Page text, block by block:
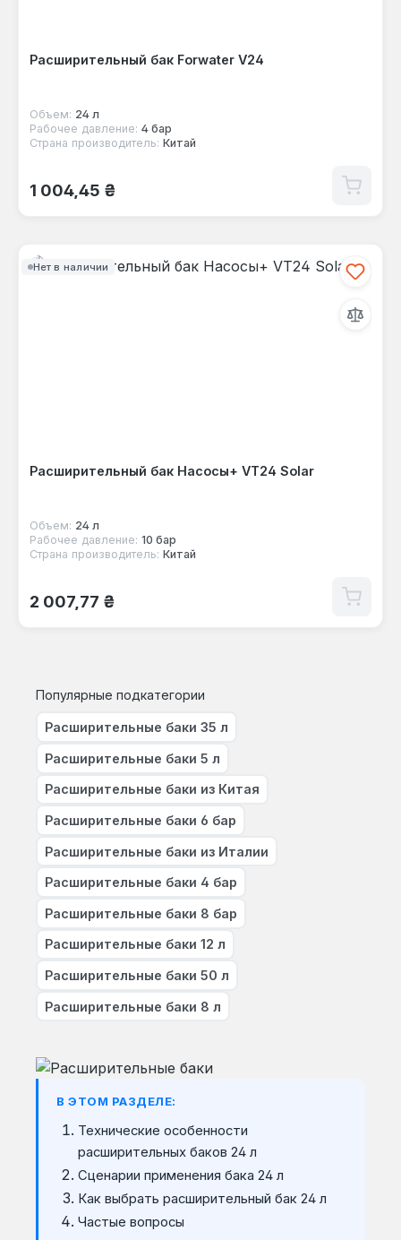
Расширительный бак Forwater V24
Объем: 24 л
Рабочее давление: 4 бар
Страна производитель: Китай
Обычная цена:
1 004,45 ₴
Нет в наличии
Расширительный бак Насосы+ VT24 Solar
Объем: 24 л
Рабочее давление: 10 бар
Страна производитель: Китай
Обычная цена:
2 007,77 ₴
Популярные подкатегории
Расширительные баки 35 л
Расширительные баки 5 л
Расширительные баки из Китая
Расширительные баки 6 бар
Расширительные баки из Италии
Расширительные баки 4 бар
Расширительные баки 8 бар
Расширительные баки 12 л
Расширительные баки 50 л
Расширительные баки 8 л
В ЭТОМ РАЗДЕЛЕ:
Технические особенности
расширительных баков 24 л
Сценарии применения бака 24 л
Как выбрать расширительный бак 24 л
Частые вопросы